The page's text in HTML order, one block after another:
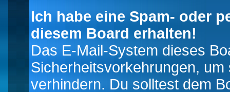
Ich habe eine Spam- oder
diesem Board erhalten!
Das E-Mail-System dieses
Sicherheitsvorkehrungen,
verhindern. Du solltest dem